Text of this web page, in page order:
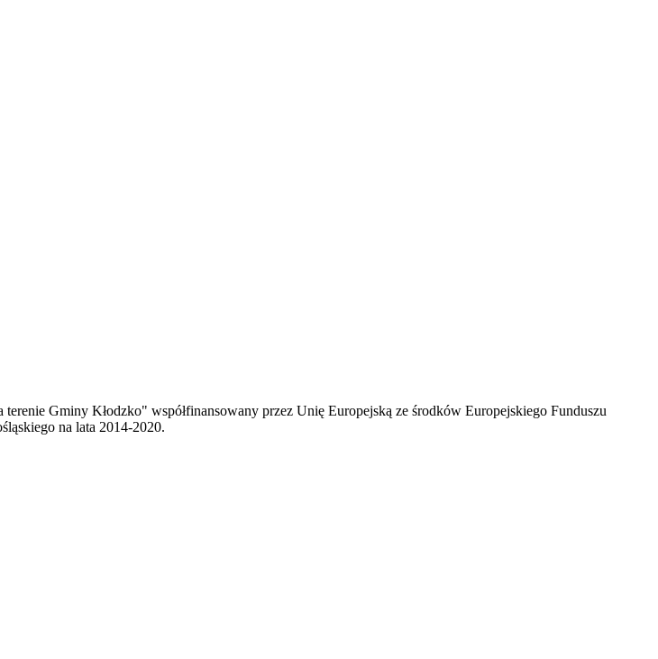
Gminy Kłodzko" współfinansowany przez Unię Europejską ze środków Europejskiego Funduszu
na lata 2014-2020.